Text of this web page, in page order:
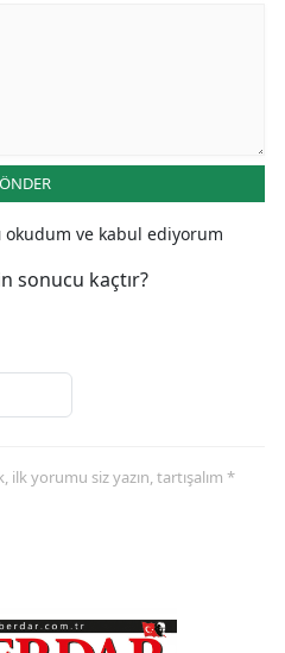
okudum ve kabul ediyorum
sonucu kaçtır?
yorumu siz yazın, tartışalım *